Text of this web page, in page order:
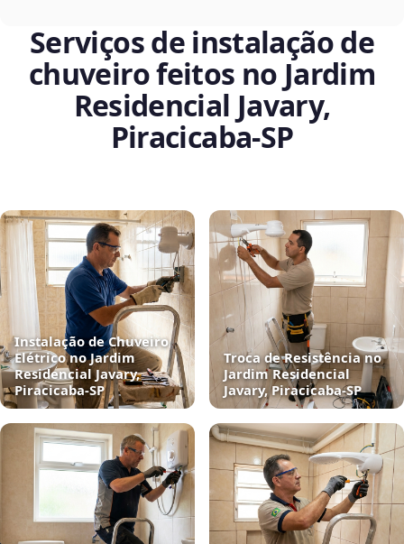
Serviços de instalação de
chuveiro feitos no Jardim
Residencial Javary,
Piracicaba‑SP
Instalação de Chuveiro
Elétrico no Jardim
Residencial Javary,
Piracicaba‑SP
Troca de Resistência no
Jardim Residencial
Javary, Piracicaba‑SP